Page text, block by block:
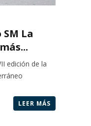
La
edición de la
LEER MÁS